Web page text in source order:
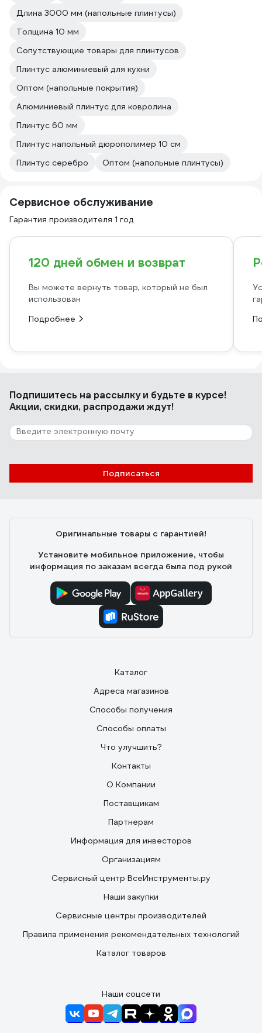
Длина 3000 мм (напольные плинтусы)
Толщина 10 мм
Сопутствующие товары для плинтусов
Плинтус алюминиевый для кухни
Оптом (напольные покрытия)
Алюминиевый плинтус для ковролина
Плинтус 60 мм
Плинтус напольный дюрополимер 10 см
Плинтус серебро
Оптом (напольные плинтусы)
Сервисное обслуживание
Гарантия производителя 1 год
120 дней обмен и возврат
Вы можете вернуть товар, который не был
использован
Подробнее
Подпишитесь на рассылкуи будьте в курсе!
Акции, скидки, распродажи ждут!
Подписаться
Оригинальные товары с гарантией!
Установите мобильное приложение, чтобы
информация по заказам всегда была под рукой
Каталог
Адреса магазинов
Способы получения
Способы оплаты
Что улучшить?
Контакты
О Компании
Поставщикам
Партнерам
Информация для инвесторов
Организациям
Сервисный центр ВсеИнструменты.ру
Наши закупки
Сервисные центры производителей
Правила применения рекомендательных технологий
Каталог товаров
Наши соцсети